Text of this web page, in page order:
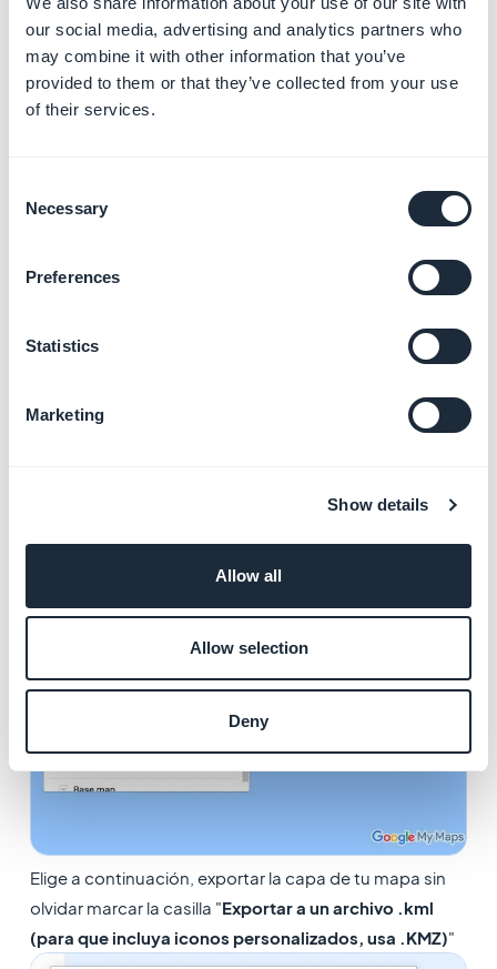
our social media, advertising and analytics partners who
may combine it with other information that you’ve
provided to them or that they’ve collected from your use
of their services.
Selection
Necessary
Preferences
Statistics
Marketing
Show details
Allow all
Allow selection
Deny
3. Exportar el archivo
Una vez que tus puntos han sido creados, ahora
Elige a continuación, exportar la capa de tu mapa sin
olvidar marcar la casilla "Exportar a un archivo .kml
(para que incluya iconos personalizados, usa .KMZ)"